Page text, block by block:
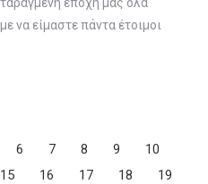
να είμαστε πάντα έτοιμοι
6 7 8 9
10
15 16 17 18
19